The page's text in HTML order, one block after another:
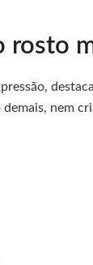
rosto
nem